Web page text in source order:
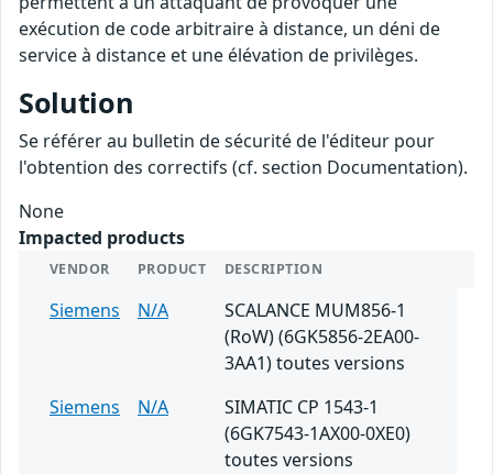
exécution de code arbitraire à distance, un déni de
service à distance et une élévation de privilèges.
Solution
Se référer au bulletin de sécurité de l'éditeur pour
l'obtention des correctifs (cf. section Documentation).
None
Impacted products
VENDOR PRODUCT DESCRIPTION
Siemens N/A
SCALANCE MUM856-1
(RoW) (6GK5856-2EA00-
3AA1) toutes versions
Siemens
N/A
SIMATIC CP 1543-1
(6GK7543-1AX00-0XE0)
toutes versions